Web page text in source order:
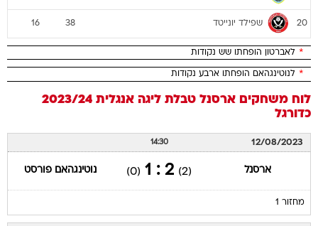
20 שפילד יונייטד 38
16
* לאברטון הופחתו שש נקודות
* לנוטינגהאם הופחתו ארבע נקודות
לוח משחקים ארסנל טבלת ליגה אנגלית 2023/24
כדורגל
12/08/2023
14:30
ארסנל (2)
2 : 1
(0) נוטינגהאם פורסט
מחזור 1